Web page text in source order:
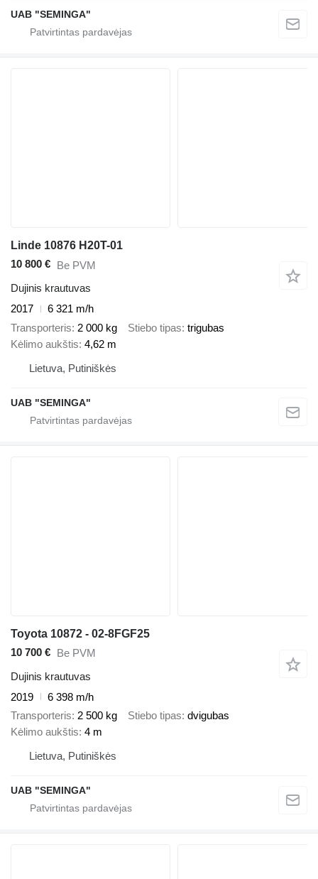
UAB "SEMINGA"
Linde 10876 H20T-01
10 800 € Be PVM
Dujinis krautuvas
2017
6 321 m/h
Transporteris 2 000 kg Stiebo tipas trigubas
Kėlimo aukštis 4,62 m
Lietuva, Putiniškės
UAB "SEMINGA"
Toyota 10872 - 02-8FGF25
10 700 € Be PVM
Dujinis krautuvas
2019
6 398 m/h
Transporteris 2 500 kg Stiebo tipas dvigubas
Kėlimo aukštis 4 m
Lietuva, Putiniškės
UAB "SEMINGA"